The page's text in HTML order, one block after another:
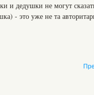
и дедушки не могут
- это уже не та